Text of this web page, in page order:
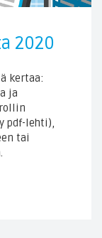
2020
kertaa:
ja
pdf-lehti),
tai